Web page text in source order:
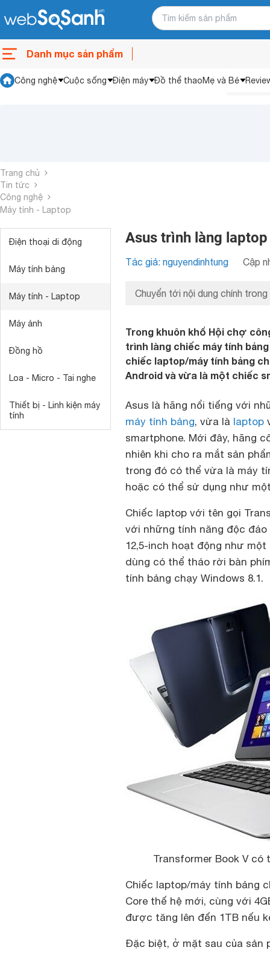
Danh mục sản phẩm
Công nghệ Cuộc sống Điện máy Đồ thể thaoMẹ và Bé
Trang chủ
Tin tức
Công nghệ
Máy tính - Laptop
Điện thoại di động
Máy tính bảng
Máy tính - Laptop
Máy ảnh
Đồng hồ
Loa - Micro - Tai nghe
Thiết bị - Linh kiện máy
tính
Asus trình làng
Tác giả: nguyendinhtung Cập
Chuyển tới nội dung chính
Trong khuôn khổ Hội chợ
trình làng chiếc máy tính
chiếc laptop/máy tính bảng
Android và vừa là một chiếc
Asus là hãng nổi tiếng với
máy tính bảng, vừa là laptop
smartphone. Mới đây, hãng
nhiên khi cho ra mắt sản
trong đó có thể vừa là máy
hoặc có thể sử dụng như
Chiếc laptop với tên gọi
với những tính năng độc đáo
12,5-inch hoạt động như
dùng có thể tháo rời bàn
tính bảng chạy Windows 8.1.
Transformer Book V
Chiếc laptop/máy tính bảng
Core thế hệ mới, cùng với
được tăng lên đến 1TB nếu
Đặc biệt, ở mặt sau của sản